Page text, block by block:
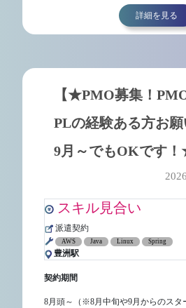
詳細を見る
【★PMO募集！
PLの経験ある方お願
9月～でもOKです！
スキル見合い
派遣契約
AWS Java Linux Spring
豊洲駅
契約期間
8月頭～（※8月中旬や9月からのスタ